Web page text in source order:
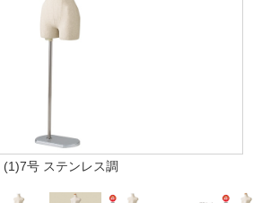
(1)7号 ステンレス調